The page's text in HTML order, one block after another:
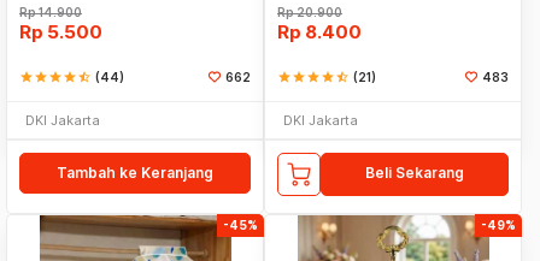
Rp14.900
Rp 5.500
starstarstarstarstar_half (44) 662
DKI Jakarta
Tambah ke Keranjang
Rp20.900
Rp 8.400
starstarstarstarstar_half (21) 483
DKI Jakarta
Beli Sekarang
-45% -49%